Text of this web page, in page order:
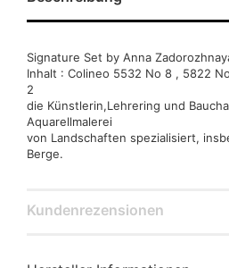
Signature Set by Anna
Inhalt : Colineo 5532 No 8 , 5822
2
die Künstlerin,Lehrering und
Aquarellmalerei
von Landschaften spezialisiert,
Berge.
Kundenrezensionen